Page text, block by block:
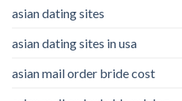
asian dating sites
asian dating sites in usa
asian mail order bride cost